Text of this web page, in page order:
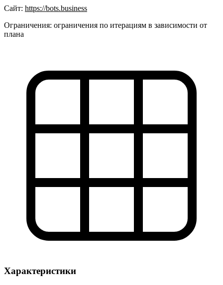
Сайт: https://bots.business
Ограничения: ограничения по итерациям в зависимости от
плана
Характеристики